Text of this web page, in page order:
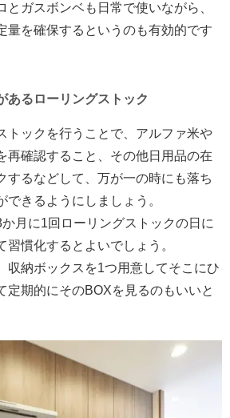
とガスボンベも日常で使いながら、
量を確保するというのも有効的です
あるローリングストック
トックを行うことで、アルファ米や
再確認すること、その他日用品の在
するなどして、万が一の時にも落ち
きるようにしましょう。
月に1回ローリングストックの日に
慣化するとよいでしょう。
収納ボックスを1つ用意してそこにひ
定期的にそのBOXを見るのもいいと